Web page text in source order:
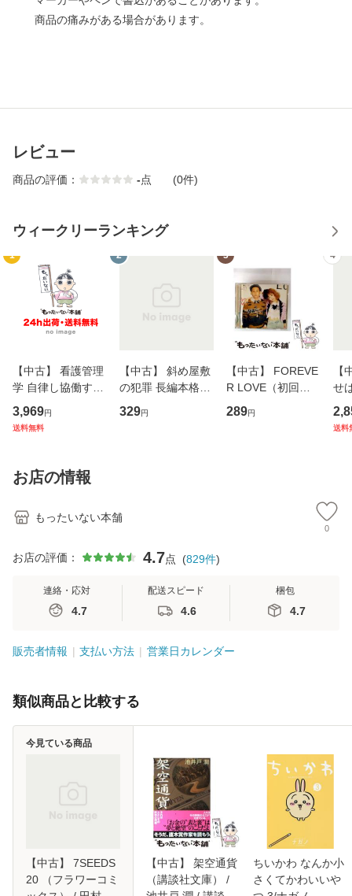
商品の痛みがある場合があります。
レビュー
商品の評価： -点 (0件)
ウィークリーランキング
1
【中古】 看護管理
学 自律し協働する
専門職の看護マネ
ジメントスキル 改
恵 藤本幸三 / 南江
堂 [単行
3,969円
送料無料
2
【中古】 斜め屋敷
の犯罪 長編本格推
理小説 (光文社文
庫) / 島田荘司 / 光
329円
3
【中古】 FOREVE
R LOVE（初回生
産限定盤） / 清水
翔太×加藤ミリヤ /
289円
4
【
せ
タ
送料
お店の情報
もったいない本舗
0
お店の評価： 4.7点 (829件)
連絡・応対
4.7
配送スピード
4.6
梱包
4.7
販売者情報 支払い方法 営業日カレンダー
類似商品と比較する
【中古】 7SEEDS
20 （フラワーコミ
今見ている商品
【中古】 架空通貨
（講談社文庫） /
ちいかわ なんか小
さくてかわいいや